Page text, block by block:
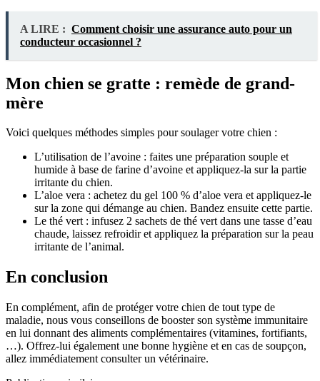
A LIRE : Comment choisir une assurance auto pour un
conducteur occasionnel ?
Mon chien se gratte : remède de grand-
mère
Voici quelques méthodes simples pour soulager votre chien :
L’utilisation de l’avoine : faites une préparation souple et
humide à base de farine d’avoine et appliquez-la sur la partie
irritante du chien.
L’aloe vera : achetez du gel 100 % d’aloe vera et appliquez-le
sur la zone qui démange au chien. Bandez ensuite cette partie.
Le thé vert : infusez 2 sachets de thé vert dans une tasse d’eau
chaude, laissez refroidir et appliquez la préparation sur la peau
irritante de l’animal.
En conclusion
En complément, afin de protéger votre chien de tout type de
maladie, nous vous conseillons de booster son système immunitaire
en lui donnant des aliments complémentaires (vitamines, fortifiants,
…). Offrez-lui également une bonne hygiène et en cas de soupçon,
allez immédiatement consulter un vétérinaire.